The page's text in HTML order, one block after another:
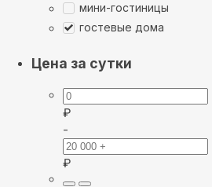
мини-гостиницы
гостевые дома
Цена за сутки
₽
-
₽